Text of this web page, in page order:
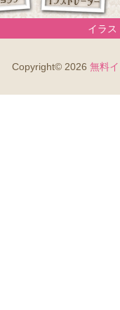
イラス
Copyright© 2026 無料